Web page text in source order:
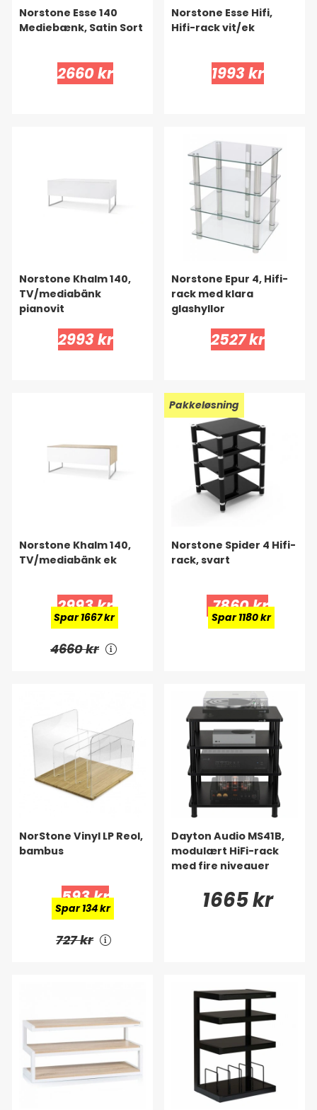
Norstone Esse 140
Mediebænk, Satin Sort
2660 kr
Norstone Esse Hifi,
Hifi-rack vit/ek
1993 kr
Norstone Khalm 140,
TV/mediabänk
pianovit
2993 kr
Norstone Epur 4, Hifi-
rack med klara
glashyllor
2527 kr
Norstone Khalm 140,
TV/mediabänk ek
2993 kr
Spar 1667 kr
4660 kr
Pakkeløsning
Norstone Spider 4 Hifi-
rack, svart
7860 kr
Spar 1180 kr
NorStone Vinyl LP Reol,
bambus
593 kr
Spar 134 kr
727 kr
Dayton Audio MS41B,
modulært HiFi-rack
med fire niveauer
1665 kr